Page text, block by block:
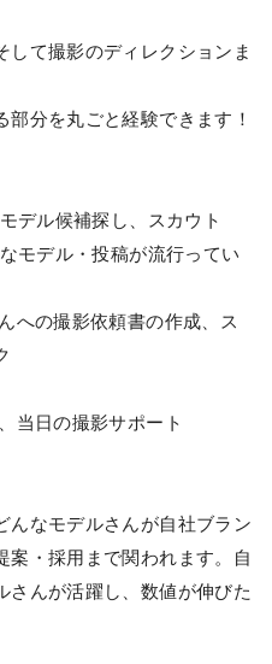
して撮影のディレクションま
分を丸ごと経験できます！
デル候補探し、スカウト
モデル・投稿が流行ってい
への撮影依頼書の作成、ス
当日の撮影サポート
んなモデルさんが自社ブラン
案・採用まで関われます。自
さんが活躍し、数値が伸びた